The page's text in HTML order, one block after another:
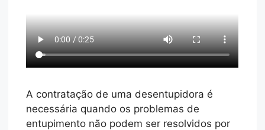
A contratação de uma desentupidora é
necessária quando os problemas de
entupimento não podem ser resolvidos por